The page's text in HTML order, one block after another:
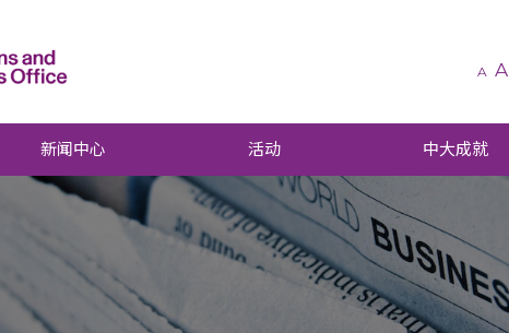
A A
新闻中心 活动 中大成就